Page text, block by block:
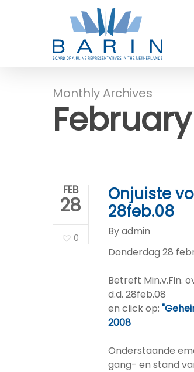
Hit enter to search or ESC to
Monthly Archives
FEB
28
0
Onjuiste
28feb.08
Byadmin
Donderdag 28
Betreft Min.v.Fin.
d.d. 28feb.08
en click op:
2008
Onderstaande
gang- en stand